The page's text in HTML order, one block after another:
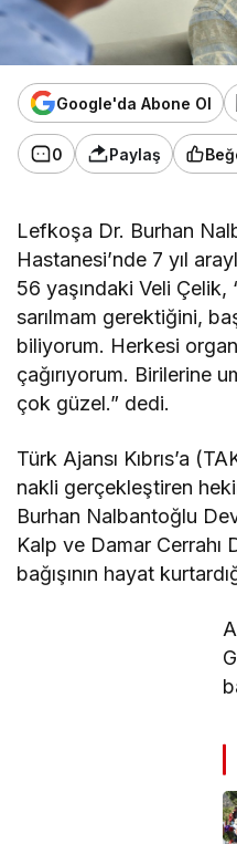
Google'da Abone Ol
0 Paylaş
Lefkoşa Dr. Burhan
Hastanesi’nde 7 yıl
56 yaşındaki Veli
sarılmam gerektiğini,
biliyorum. Herkesi
çağırıyorum. Birilerine
çok güzel.” dedi.
Türk Ajansı Kıbrıs’a
nakli gerçekleştiren
Burhan Nalbantoğlu
Kalp ve Damar Cerrahı
bağışının hayat